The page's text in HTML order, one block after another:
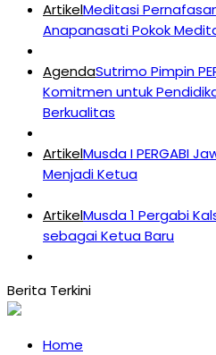
ArtikelMeditasi
Anapanasati Pokok
AgendaSutrimo Pimpin
Komitmen untuk
Berkualitas
ArtikelMusda I PERGABI
Menjadi Ketua
ArtikelMusda 1 Pergabi
sebagai Ketua Baru
Home